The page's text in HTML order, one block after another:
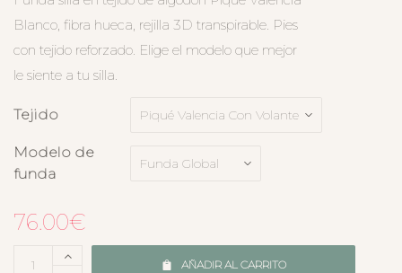
Blanco, fibra hueca, rejilla 3D transpirable. Pies
con tejido reforzado. Elige el modelo que mejor
le siente a tu silla.
Tejido
Modelo de
funda
76.00€
AÑADIR AL CARRITO